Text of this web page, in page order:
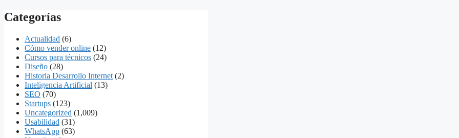
Categorías
Actualidad (6)
Cómo vender online (12)
Cursos para técnicos (24)
Diseño (28)
Historia Desarrollo Internet (2)
Inteligencia Artificial (13)
SEO (70)
Startups (123)
Uncategorized (1,009)
Usabilidad (31)
WhatsApp (63)